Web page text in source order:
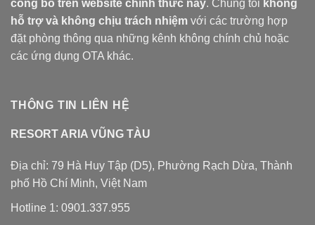
công bố trên website chính thức này. Chúng tôi không
hỗ trợ và không chịu trách nhiệm với các trường hợp
đặt phòng thông qua những kênh không chính chủ hoặc
các ứng dụng OTA khác.
THÔNG TIN LIÊN HỆ
RESORT ARIA VŨNG TÀU
Địa chỉ: 79 Hà Huy Tập (D5), Phường Rạch Dừa, Thành
phố Hồ Chí Minh, Việt Nam
Hotline 1: 0901.337.955